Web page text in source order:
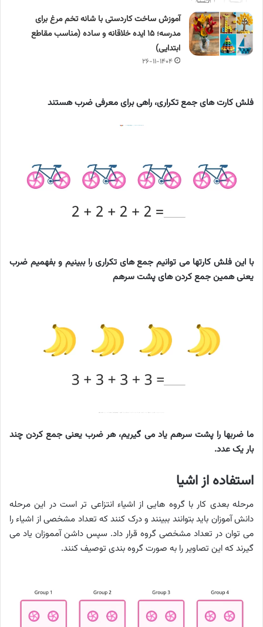
آموزش ساخت کاردستی با شانه تخم‌ مرغ برای
مدرسه؛ ۱۵ ایده خلاقانه و ساده (مناسب مقاطع
ابتدایی)
۲۶-۱۱-۱۴۰۴
فلش کارت های جمع تکراری، راهی برای معرفی ضرب هستند
با این فلش کارتها می توانیم جمع های تکراری را ببینیم و بفهمیم ضرب
یعنی همین جمع کردن های پشت سرهم
ما ضربها را پشت سرهم یاد می گیریم، هر ضرب یعنی جمع کردن چند
بار یک عدد.
استفاده از اشیا
مرحله بعدی کار با گروه هایی از اشیاء انتزاعی تر است در این مرحله
دانش آموزان باید بتوانند ببینند و درک کنند که تعداد مشخصی از اشیاء را
می توان در تعداد مشخصی گروه قرار داد. سپس داشن آمموزان یاد می
گیرند که این تصاویر را به صورت گروه بندی توصیف کنند.